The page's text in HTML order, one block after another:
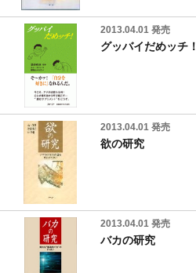
2013.04.01 発売
グッバイだめッチ！
2013.04.01 発売
欲の研究
2013.04.01 発売
バカの研究